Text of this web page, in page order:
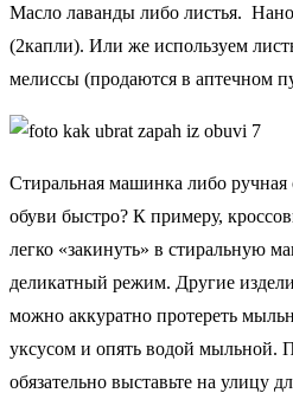
Масло лаванды либо листья.
(2капли). Или же используем
мелиссы (продаются в аптечном
Стиральная машинка либо ручная
обуви быстро? К примеру,
легко «закинуть» в стиральную
деликатный режим. Другие
можно аккуратно протереть
уксусом и опять водой мыльной.
обязательно выставьте на улицу